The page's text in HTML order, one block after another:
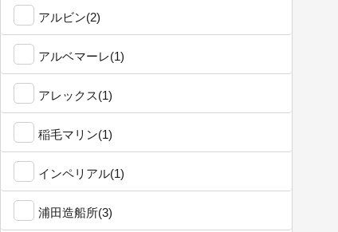
アルビン(2)
アルベマーレ(1)
アレックス(1)
稲毛マリン(1)
インペリアル(1)
浦田造船所(3)